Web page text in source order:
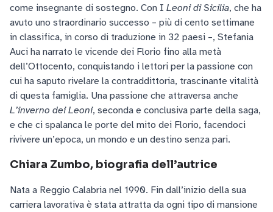
come insegnante di sostegno. Con I Leoni di Sicilia, che ha
avuto uno straordinario successo – più di cento settimane
in classifica, in corso di traduzione in 32 paesi –, Stefania
Auci ha narrato le vicende dei Florio fino alla metà
dell’Ottocento, conquistando i lettori per la passione con
cui ha saputo rivelare la contraddittoria, trascinante vitalità
di questa famiglia. Una passione che attraversa anche
L’inverno dei Leoni, seconda e conclusiva parte della saga,
e che ci spalanca le porte del mito dei Florio, facendoci
rivivere un’epoca, un mondo e un destino senza pari.
Chiara Zumbo, biografia dell’autrice
Nata a Reggio Calabria nel 1990. Fin dall’inizio della sua
carriera lavorativa è stata attratta da ogni tipo di mansione